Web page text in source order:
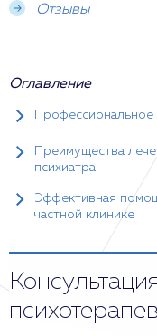
Отзывы
Оглавление
Преимущества
психиатра
Эффективная
частной клинике